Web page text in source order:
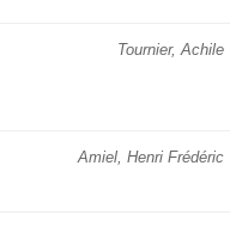
Tournier, Achile
Amiel, Henri Frédéric